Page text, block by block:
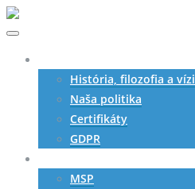
História, filozofia a
Naša politika
Certifikáty
GDPR
MSP